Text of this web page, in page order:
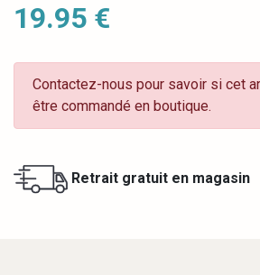
19.95 €
Contactez-nous pour savoir si cet
être commandé en boutique.
Retrait gratuit en magasin